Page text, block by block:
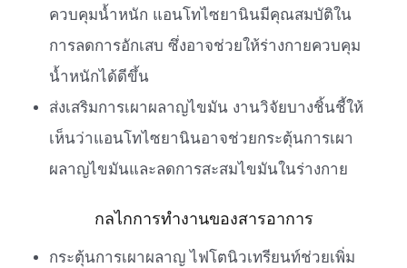
ควบคุมน้ำหนัก แอนโทไซยานินมีคุณสมบัติใน
การลดการอักเสบ ซึ่งอาจช่วยให้ร่างกายควบคุม
น้ำหนักได้ดีขึ้น
ส่งเสริมการเผาผลาญไขมัน งานวิจัยบางชิ้นชี้ให้
เห็นว่าแอนโทไซยานินอาจช่วยกระตุ้นการเผา
ผลาญไขมันและลดการสะสมไขมันในร่างกาย
กลไกการทำงานของสารอาการ
กระตุ้นการเผาผลาญ ไฟโตนิวเทรียนท์ช่วยเพิ่ม